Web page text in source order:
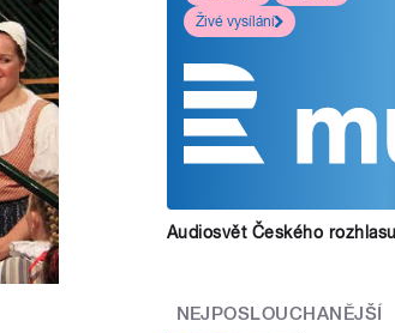
Živé vysílání
Audiosvět Českého
NEJPOSLOUCHANĚJŠÍ